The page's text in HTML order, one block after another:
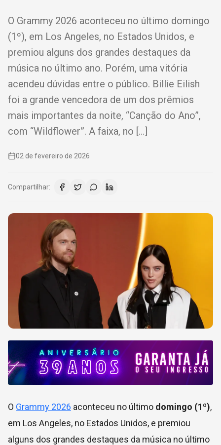
O Grammy 2026 aconteceu no último domingo
(1º), em Los Angeles, no Estados Unidos, e
premiou alguns dos grandes destaques da
música no último ano. Porém, uma vitória
acendeu dúvidas entre o público. Billie Eilish
foi a grande vencedora de um dos prêmios
mais importantes da noite, “Canção do Ano”,
com “Wildflower”. A faixa, no […]
02 de fevereiro de 2026
Compartilhar:
O Grammy 2026 aconteceu no último domingo (1º),
em Los Angeles, no Estados Unidos, e premiou
alguns dos grandes destaques da música no último